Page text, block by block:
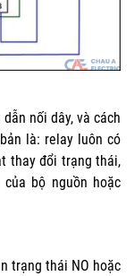
nối dây, và cách
là: relay luôn có
thay đổi trạng thái,
bộ nguồn hoặc
trạng thái NO hoặc